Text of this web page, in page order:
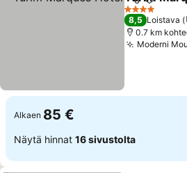
Jaa Lisää
4 Tähtiluokitus
8,5 Loistava
0.7 km
Moderni
Alkaen 85 €
Näytä hinnat 16 sivustolta